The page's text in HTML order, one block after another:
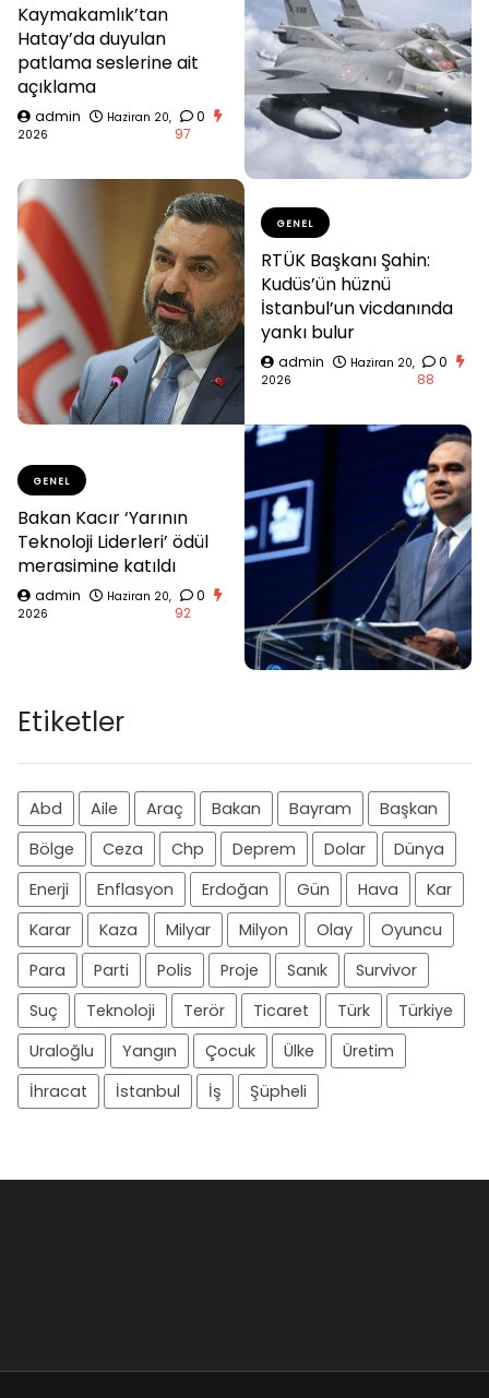
Kaymakamlık’tan
Hatay’da duyulan
patlama seslerine ait
açıklama
admin
Haziran 20,
2026
0
97
GENEL
RTÜK Başkanı Şahin:
Kudüs’ün hüznü
İstanbul’un vicdanında
yankı bulur
admin
Haziran 20,
2026
0
88
GENEL
Bakan Kacır ‘Yarının
Teknoloji Liderleri’ ödül
merasimine katıldı
admin
Haziran 20,
2026
0
92
Etiketler
Abd Aile Araç Bakan Bayram
Başkan
Bölge
Ceza Chp Deprem Dolar
Dünya
Enerji
Enflasyon Erdoğan Gün Hava
Kar
Karar
Kaza Milyar Milyon Olay
Oyuncu
Para
Parti Polis Proje Sanık
Survivor
Suç
Teknoloji Terör Ticaret Türk
Türkiye
Uraloğlu
Yangın Çocuk Ülke
Üretim
İhracat
İstanbul İş Şüpheli